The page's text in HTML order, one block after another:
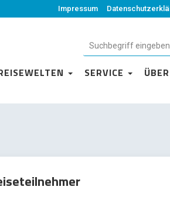
Impressum
SERVICE